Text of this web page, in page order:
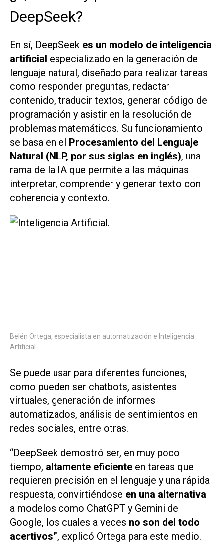
DeepSeek?
En sí, DeepSeek es un modelo de inteligencia
artificial especializado en la generación de
lenguaje natural, diseñado para realizar tareas
como responder preguntas, redactar
contenido, traducir textos, generar código de
programación y asistir en la resolución de
problemas matemáticos. Su funcionamiento
se basa en el Procesamiento del Lenguaje
Natural (NLP, por sus siglas en inglés), una
rama de la IA que permite a las máquinas
interpretar, comprender y generar texto con
coherencia y contexto.
Belén Ortega, especialista en automatización e Inteligencia
Artificial.
Se puede usar para diferentes funciones,
como pueden ser chatbots, asistentes
virtuales, generación de informes
automatizados, análisis de sentimientos en
redes sociales, entre otras.
“DeepSeek demostró ser, en muy poco
tiempo, altamente eficiente en tareas que
requieren precisión en el lenguaje y una rápida
respuesta, convirtiéndose en una alternativa
a modelos como ChatGPT y Gemini de
Google, los cuales a veces no son del todo
acertivos”, explicó Ortega para este medio.